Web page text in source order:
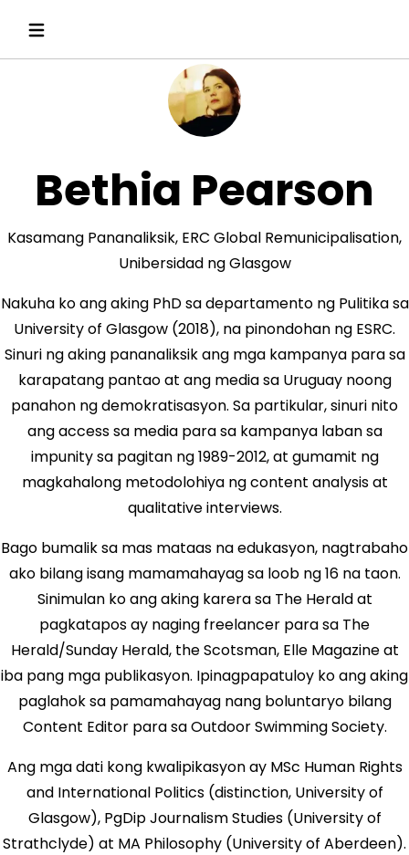
Bethia Pearson
Kasamang Pananaliksik, ERC Global Remunicipalisation,
Unibersidad ng Glasgow
Nakuha ko ang aking PhD sa departamento ng Pulitika sa
University of Glasgow (2018), na pinondohan ng ESRC.
Sinuri ng aking pananaliksik ang mga kampanya para sa
karapatang pantao at ang media sa Uruguay noong
panahon ng demokratisasyon. Sa partikular, sinuri nito
ang access sa media para sa kampanya laban sa
impunity sa pagitan ng 1989-2012, at gumamit ng
magkahalong metodolohiya ng content analysis at
qualitative interviews.
Bago bumalik sa mas mataas na edukasyon, nagtrabaho
ako bilang isang mamamahayag sa loob ng 16 na taon.
Sinimulan ko ang aking karera sa The Herald at
pagkatapos ay naging freelancer para sa The
Herald/Sunday Herald, the Scotsman, Elle Magazine at
iba pang mga publikasyon. Ipinagpapatuloy ko ang aking
paglahok sa pamamahayag nang boluntaryo bilang
Content Editor para sa Outdoor Swimming Society.
Ang mga dati kong kwalipikasyon ay MSc Human Rights
and International Politics (distinction, University of
Glasgow), PgDip Journalism Studies (University of
Strathclyde) at MA Philosophy (University of Aberdeen).